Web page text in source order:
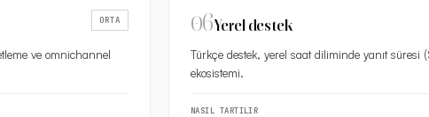
ORTA
ve omnichannel
06Yerel destek
Türkçe destek, yerel saat diliminde yanıt süresi
ekosistemi.
NASIL TARTILIR